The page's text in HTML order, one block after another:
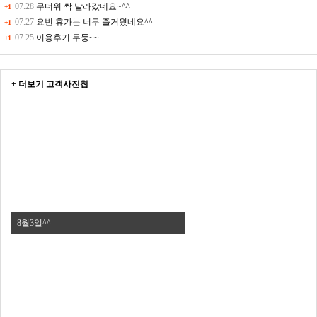
+1 07.28 무더위 싹 날라갔네요~^^
+1 07.27 요번 휴가는 너무 즐거웠네요^^
+1 07.25 이용후기 두둥~~
+ 더보기 고객사진첩
8월3일^^